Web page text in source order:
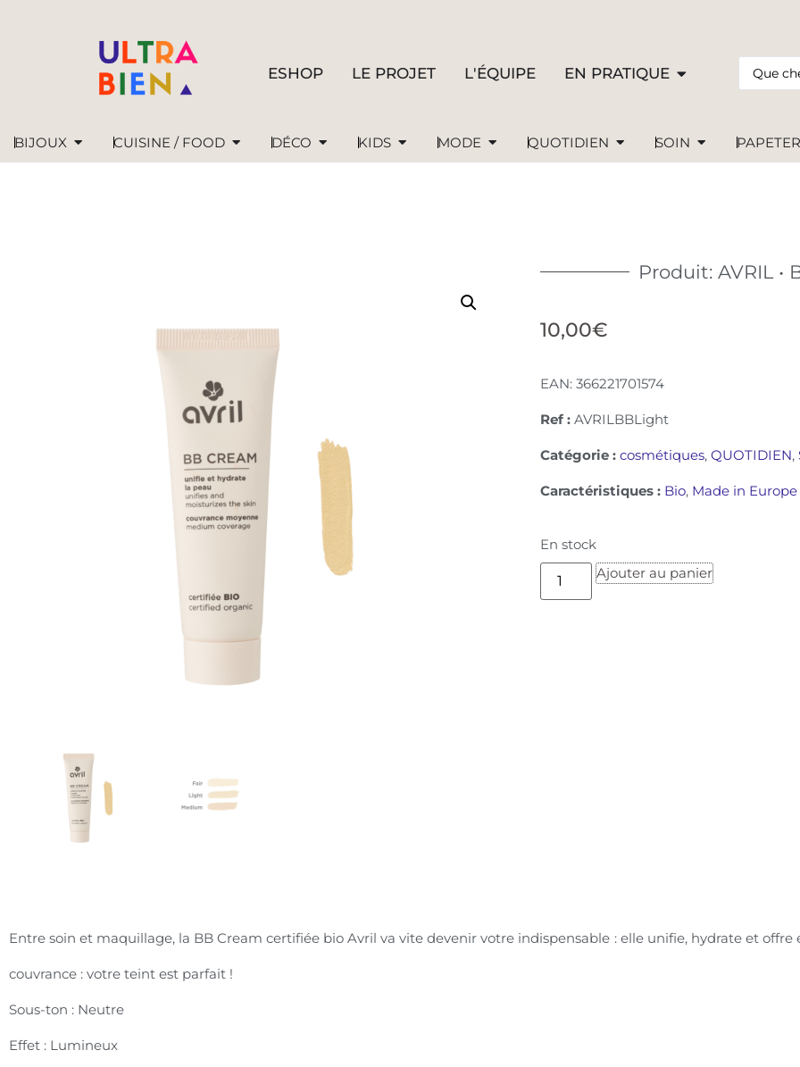
ESHOP LE PROJET L'ÉQUIPE EN PRATIQUE
BIJOUX CUISINE / FOOD DÉCO KIDS MODE QUOTIDIEN SOIN
Produit: AVRIL •
10,00€
EAN: 366221701574
Ref : AVRILBBLight
Catégorie : cosmétiques, QUOTIDIEN,
Caractéristiques : Bio, Made in Europe
En stock
Ajouter au panier
Entre soin et maquillage, la BB Cream certifiée bio Avril va vite devenir votre indispensable : elle unifie, hydrate et
couvrance : votre teint est parfait !
Sous-ton : Neutre
Effet : Lumineux